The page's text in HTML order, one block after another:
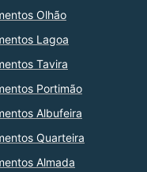
Olhão
Lagoa
Tavira
Portimão
Albufeira
Quarteira
Almada